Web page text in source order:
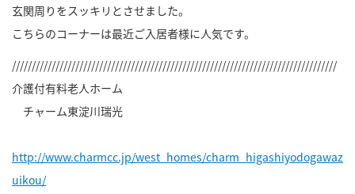
玄関周りをスッキリとさせました。
こちらのコーナーは最近ご入居者様に人気です。
//////////////////////////////////////////////////////////////////////////////////
介護付有料老人ホーム
チャーム東淀川瑞光
http://www.charmcc.jp/west_homes/charm_higashiyodogawaz
uikou/